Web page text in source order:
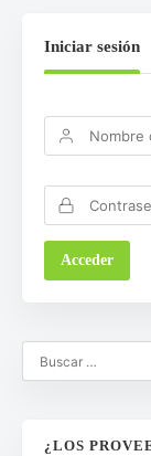
Iniciar sesión
¿LOS